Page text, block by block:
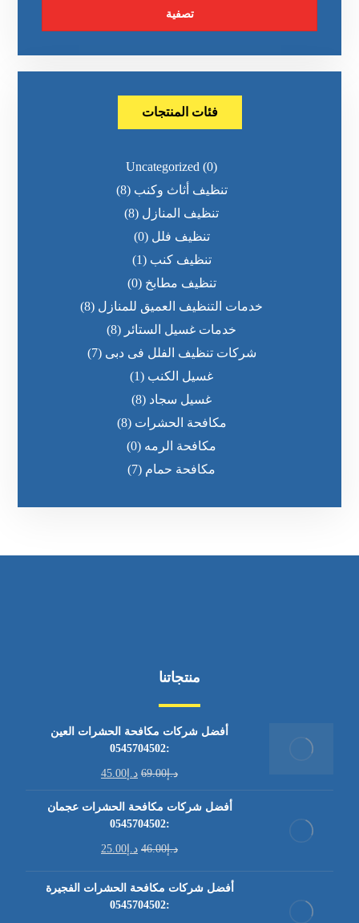
تصفية
فئات المنتجات
Uncategorized (0)
تنظيف أثاث وكنب (8)
تنظيف المنازل (8)
تنظيف فلل (0)
تنظيف كنب (1)
تنظيف مطابخ (0)
خدمات التنظيف العميق للمنازل (8)
خدمات غسيل الستائر (8)
شركات تنظيف الفلل فى دبى (7)
غسيل الكنب (1)
غسيل سجاد (8)
مكافحة الحشرات (8)
مكافحة الرمه (0)
مكافحة حمام (7)
منتجاتنا
أفضل شركات مكافحة الحشرات العين
:0545704502
د.إ69.00 د.إ 45.00
أفضل شركات مكافحة الحشرات عجمان
:0545704502
د.إ46.00 د.إ 25.00
أفضل شركات مكافحة الحشرات الفجيرة
:0545704502